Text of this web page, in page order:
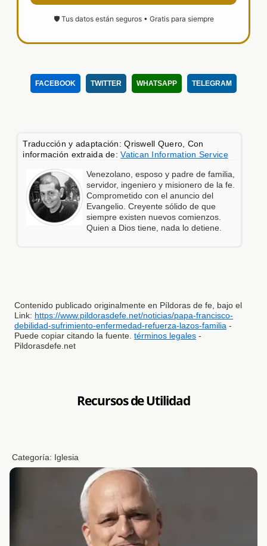
🛡️ Tus datos están seguros • Gratis para siempre
FACEBOOK TWITTER WHATSAPP TELEGRAM
Traducción y adaptación: Qriswell Quero, Con
información extraida de:Vatican Information Service
Venezolano, esposo y padre de familia,
servidor, ingeniero y misionero de la fe.
Comprometido con el anuncio del
Evangelio. Creyente sólido de que
siempre existen nuevos comienzos.
Quien a Dios tiene, nada lo detiene.
Contenido publicado originalmente en Píldoras de fe, bajo el
Link: https://www.pildorasdefe.net/noticias/papa-francisco-
debilidad-sufrimiento-enfermedad-refuerza-lazos-familia -
Puede copiar citando la fuente. términos legales -
Pildorasdefe.net
Recursos de Utilidad
Categoría: Iglesia